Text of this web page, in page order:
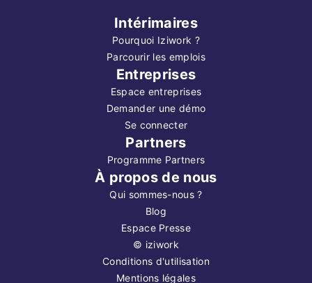
Intérimaires
Pourquoi Iziwork ?
Parcourir les emplois
Entreprises
Espace entreprises
Demander une démo
Se connecter
Partners
Programme Partners
À propos de nous
Qui sommes-nous ?
Blog
Espace Presse
© iziwork
Conditions d'utilisation
Mentions légales